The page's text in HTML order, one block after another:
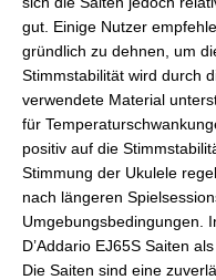
gut. Einige Nutzer
gründlich zu dehnen, um
Stimmstabilität wird durch
verwendete Material
für
positiv auf die
Stimmung der Ukulele
nach längeren
Umgebungsbedingungen.
D’Addario EJ65S Saiten
Die Saiten sind eine